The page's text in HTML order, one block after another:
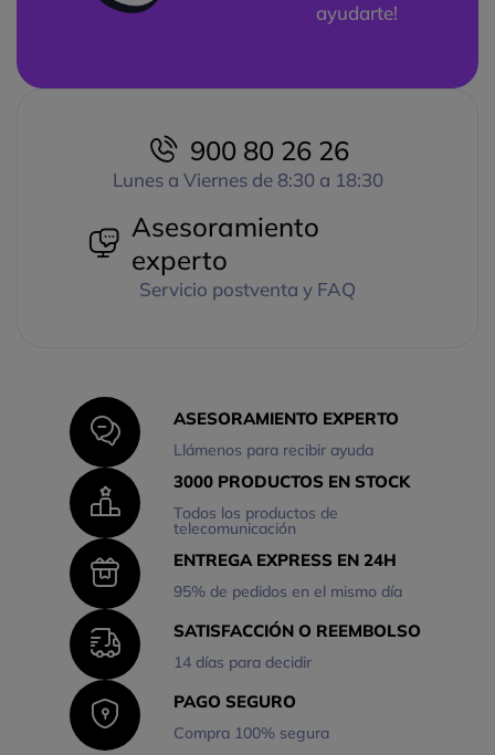
ayudarte!
900 80 26 26
Lunes a Viernes de 8:30 a 18:30
Asesoramiento
experto
Servicio postventa y FAQ
ASESORAMIENTO EXPERTO
Llámenos para recibir ayuda
3000 PRODUCTOS EN STOCK
Todos los productos de
telecomunicación
ENTREGA EXPRESS EN 24H
95% de pedidos en el mismo día
SATISFACCIÓN O REEMBOLSO
14 días para decidir
PAGO SEGURO
Compra 100% segura